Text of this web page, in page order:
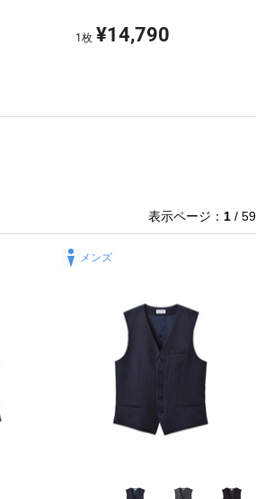
1枚 ¥14,790
表示ページ： 1 / 59
メンズ